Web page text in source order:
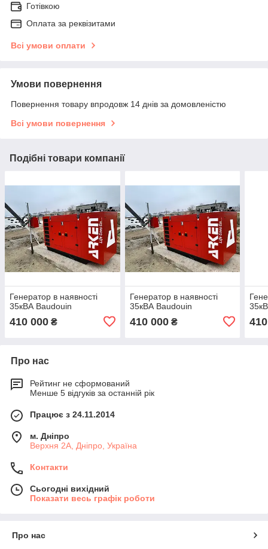
Готівкою
Оплата за реквізитами
Всі умови оплати
Умови повернення
Повернення товару впродовж 14 днів за домовленістю
Всі умови повернення
Подібні товари компанії
Генератор в наявності
35кВА Baudouin
410 000 ₴
Генератор в наявності
35кВА Baudouin
410 000₴
Про нас
Рейтинг не сформований
Менше 5 відгуків за останній рік
Працює з 24.11.2014
м. Дніпро
Верхня 2А, Дніпро, Україна
Контакти
Сьогодні вихідний
Показати весь графік роботи
Про нас